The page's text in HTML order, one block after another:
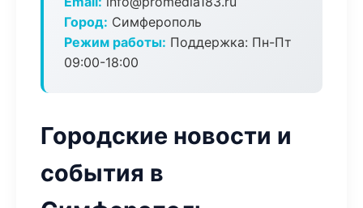
Город: Симферополь
Режим работы: Поддержка: Пн-Пт
09:00-18:00
Городские новости и
события в